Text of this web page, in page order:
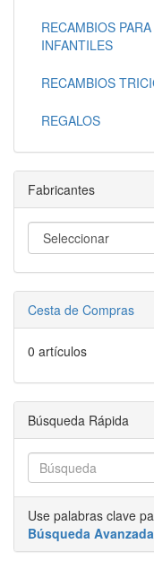
RECAMBIOS
INFANTILES
RECAMBIOS
REGALOS
Fabricantes
Cesta de Compras
0 artículos
Búsqueda Rápida
Use palabras clave
Búsqueda Avanzada